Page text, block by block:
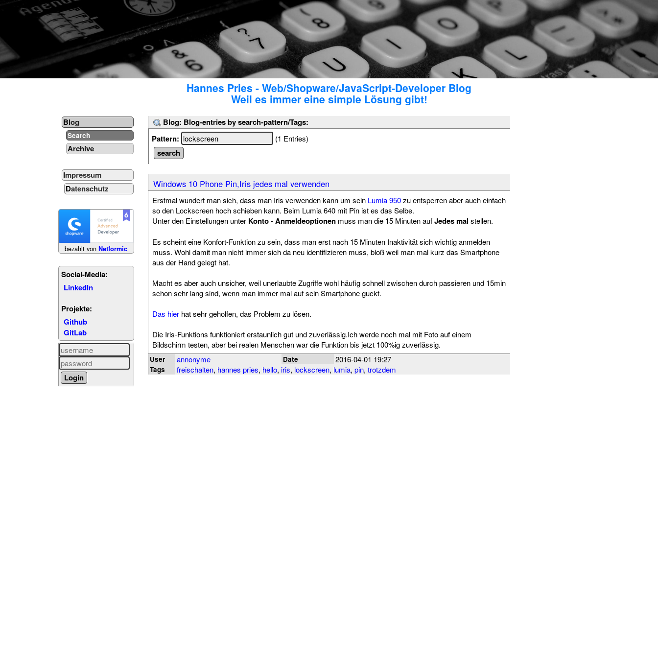
Hannes Pries - Web/Shopware/JavaScript-Developer Blog
Weil es immer eine simple Lösung gibt!
Blog
Search
Archive
Impressum
Datenschutz
bezahlt vonNetformic
Social-Media:
LinkedIn
Projekte:
Github
GitLab
Blog: Blog-entries by search-pattern/Tags:
Pattern:
(1 Entries)
Windows 10 Phone Pin,Iris jedes mal verwenden
Erstmal wundert man sich, dass man Iris verwenden kann um sein Lumia 950zu entsperren aber auch einfach
so den Lockscreen hoch schieben kann. Beim Lumia 640 mit Pin ist es das Selbe.
Unter den Einstellungen unter Konto-Anmeldeoptionen muss man die 15 Minuten aufJedes mal stellen.
Es scheint eine Konfort-Funktion zu sein, dass man erst nach 15 Minuten Inaktivität sich wichtig anmelden
muss. Wohl damit man nicht immer sich da neu identifizieren muss, bloß weil man mal kurz das Smartphone
aus der Hand gelegt hat.
Macht es aber auch unsicher, weil unerlaubte Zugriffe wohl häufig schnell zwischen durch passieren und 15min
schon sehr lang sind, wenn man immer mal auf sein Smartphone guckt.
Das hier hat sehr geholfen, das Problem zu lösen.
Die Iris-Funktions funktioniert erstaunlich gut und zuverlässig.Ich werde noch mal mit Foto auf einem
Bildschirm testen, aber bei realen Menschen war die Funktion bis jetzt 100%ig zuverlässig.
User annonyme Date 2016-04-01 19:27
Tags freischalten, hannes pries, hello, iris, lockscreen, lumia, pin, trotzdem